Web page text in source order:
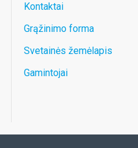
Kontaktai
Grąžinimo forma
Svetainės žemėlapis
Gamintojai